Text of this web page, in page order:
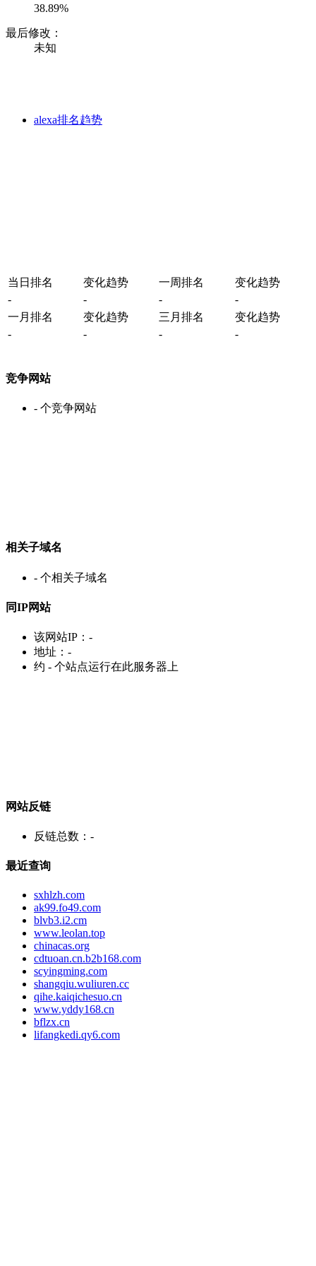
38.89%
最后修改：
未知
alexa排名趋势
当日排名 变化趋势 一周排名
变化趋势
-
- -
-
一月排名
变化趋势 三月排名
变化趋势
-
- - -
竞争网站
- 个竞争网站
相关子域名
- 个相关子域名
同IP网站
该网站IP： -
地址： -
约 - 个站点运行在此服务器上
网站反链
反链总数： -
最近查询
sxhlzh.com
ak99.fo49.com
blvb3.i2.cm
www.leolan.top
chinacas.org
cdtuoan.cn.b2b168.com
scyingming.com
shangqiu.wuliuren.cc
qihe.kaiqichesuo.cn
www.yddy168.cn
bflzx.cn
lifangkedi.qy6.com